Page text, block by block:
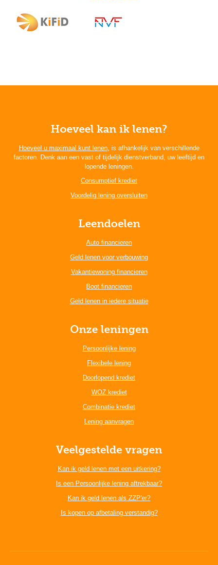
Hoeveel kan ik lenen?
Hoeveel u maximaal kunt lenen, is afhankelijk van verschillende
factoren. Denk aan een vast of tijdelijk dienstverband, uw leeftijd en
lopende leningen.
Consumptief krediet
Voordelig lening oversluiten
Leendoelen
Auto financieren
Geld lenen voor verbouwing
Vakantiewoning financieren
Boot financieren
Geld lenen in iedere situatie
Onze leningen
Persoonlijke lening
Flexibele lening
Doorlopend krediet
WOZ krediet
Combinatie krediet
Lening aanvragen
Veelgestelde vragen
Kan ik geld lenen met een uitkering?
Is een Persoonlijke lening aftrekbaar?
Kan ik geld lenen als ZZP'er?
Is kopen op afbetaling verstandig?